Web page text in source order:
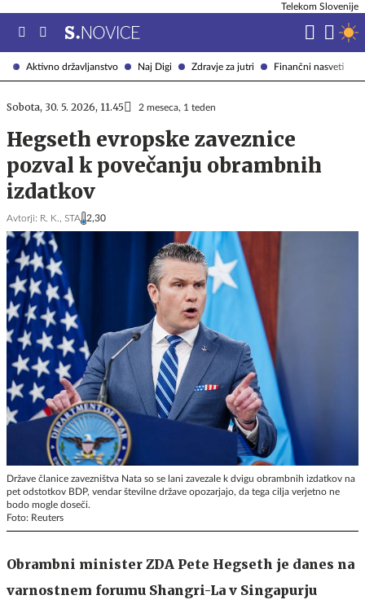
Aktivno državljanstvo Naj Digi Zdravje za jutri Finančni nasveti
Telekom Slovenije
Sobota, 30. 5. 2026, 11.45 2 meseca, 1 teden
Hegseth evropske zaveznice
pozval k povečanju obrambnih
izdatkov
Avtorji: R. K., STA 2,30
Države članice zavezništva Nata so se lani zavezale k dvigu obrambnih izdatkov na
pet odstotkov BDP, vendar številne države opozarjajo, da tega cilja verjetno ne
bodo mogle doseči.
Foto: Reuters
Obrambni minister ZDA Pete Hegseth je danes na
varnostnem forumu Shangri-La v Singapurju